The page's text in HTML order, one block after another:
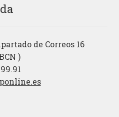
de Correos 16
)